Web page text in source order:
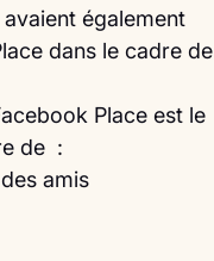
également
dans le cadre de
Place est le
de  :
amis